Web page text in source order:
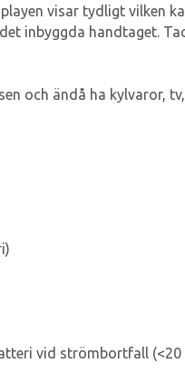
visar tydligt vilken
inbyggda handtaget.
och ändå ha kylvaror,
vid strömbortfall (<20